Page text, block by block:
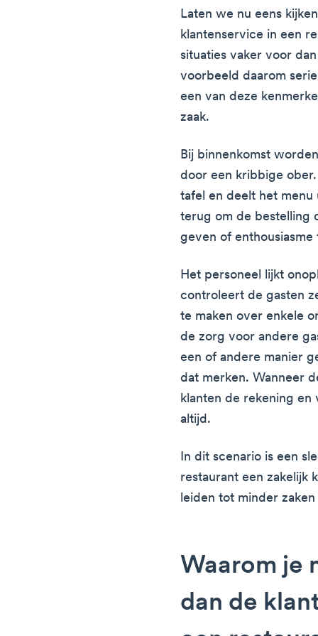
Laten we nu eens
klantenservice in een
situaties vaker voor
voorbeeld daarom
een van deze
zaak.
Bij binnenkomst
door een kribbige
tafel en deelt het
terug om de bestelling
geven of enthousiasme
Het personeel lijkt
controleert de gasten
te maken over enkele
de zorg voor andere
een of andere manier
dat merken. Wanneer
klanten de rekening
altijd.
In dit scenario is een
restaurant een zakelijk
leiden tot minder
Waarom je
dan de